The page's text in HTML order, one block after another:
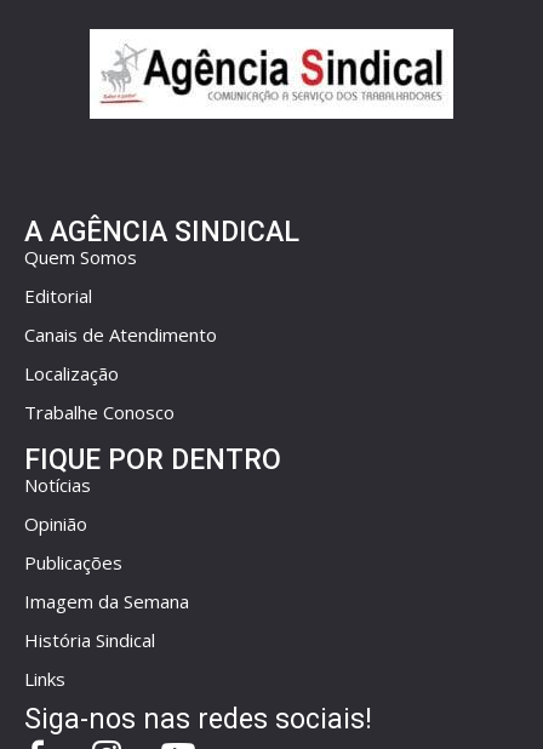
A AGÊNCIA SINDICAL
Quem Somos
Editorial
Canais de Atendimento
Localização
Trabalhe Conosco
FIQUE POR DENTRO
Notícias
Opinião
Publicações
Imagem da Semana
História Sindical
Links
Siga-nos nas redes sociais!